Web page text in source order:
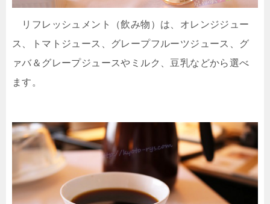
リフレッシュメント（飲み物）は、オレンジジュー
ス、トマトジュース、グレープフルーツジュース、グ
ァバ＆グレープジュースやミルク、豆乳などから選べ
ます。